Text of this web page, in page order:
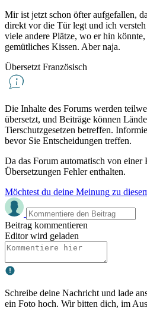
Mir ist jetzt schon öfter aufgefallen,
direkt vor die Tür legt und ich
viele andere Plätze, wo er hin
gemütliches Kissen. Aber naja.
Übersetzt Französisch
Die Inhalte des Forums werden
übersetzt, und Beiträge können
Tierschutzgesetzen betreffen.
bevor Sie Entscheidungen treffen.
Da das Forum automatisch von
Übersetzungen Fehler enthalten.
Möchtest du deine Meinung zu
Beitrag kommentieren
Editor wird geladen
Schreibe deine Nachricht und lade
ein Foto hoch. Wir bitten dich, im